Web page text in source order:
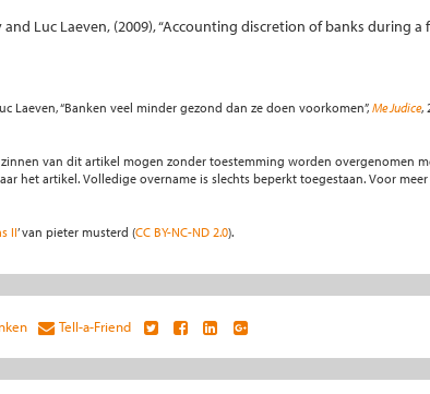
Luc Laeven, (2009), “Accounting discretion of banks during a
Laeven, “Banken veel minder gezond dan ze doen voorkomen”, Me Judice,
zinnen van dit artikel mogen zonder toestemming worden overgenomen
het artikel. Volledige overname is slechts beperkt toegestaan. Voor
II’ van pieter musterd (CC BY-NC-ND 2.0).
Tell-a-Friend